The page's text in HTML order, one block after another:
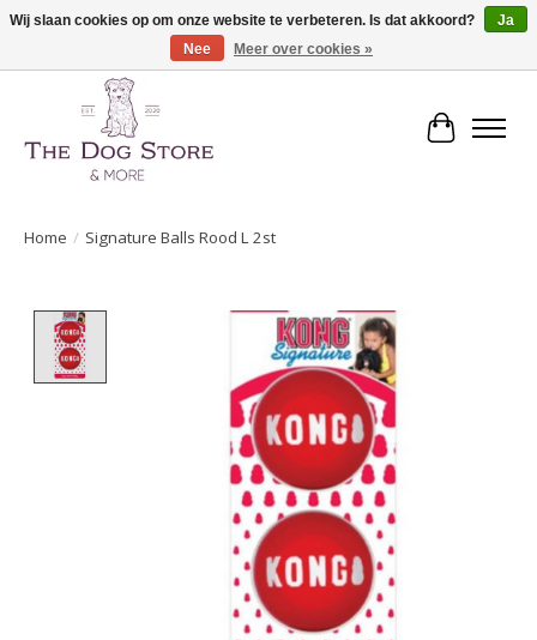
De speciaalzaak in hondenartikelen en meer!
Home / Signature Balls Rood L 2st
Product image slideshow Items
Wij slaan cookies op om onze website te verbeteren. Is dat akkoord?
Ja
Nee
Meer over cookies »